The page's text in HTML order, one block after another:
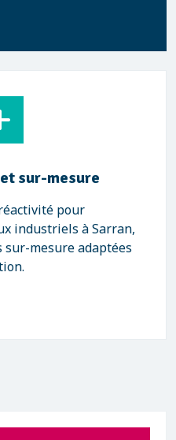
sur-mesure
pour
industriels à Sarran,
mesure adaptées